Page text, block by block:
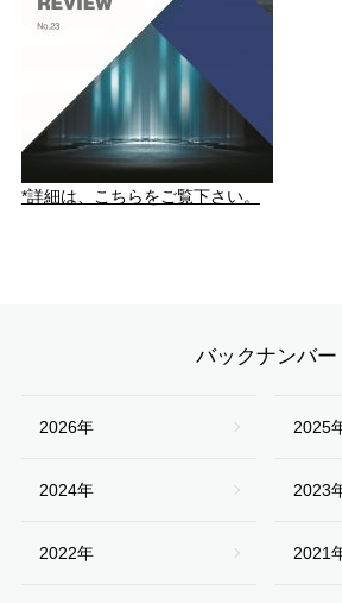
*詳細は、こちらをご覧下さい。
バックナンバー
2026年 2025
2024年 2023
2022年 2021